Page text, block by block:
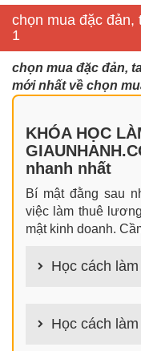
chọn mua đặc đản,
1
chọn mua đặc đản,
mới nhất về chọn
KHÓA HỌC
nhanh nhất
Bí mật đằng sau
việc làm thuê
mật kinh doanh.
Học cách
nhưng hiệu quả
cả khi không có gì
Học cách